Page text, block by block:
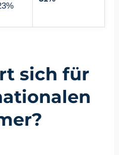
sich für